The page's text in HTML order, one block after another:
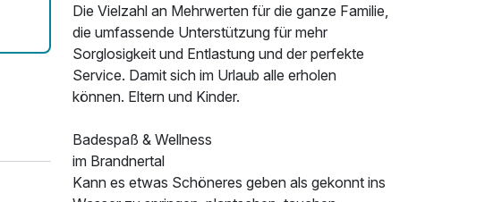
Die Vielzahl an Mehrwerten für die ganze Familie,
die umfassende Unterstützung für mehr
Sorglosigkeit und Entlastung und der perfekte
Service. Damit sich im Urlaub alle erholen
können. Eltern und Kinder.
Badespaß & Wellness
im Brandnertal
Kann es etwas Schöneres geben als gekonnt ins